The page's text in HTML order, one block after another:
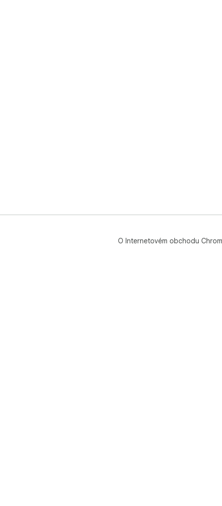
O Internetovém obchodu